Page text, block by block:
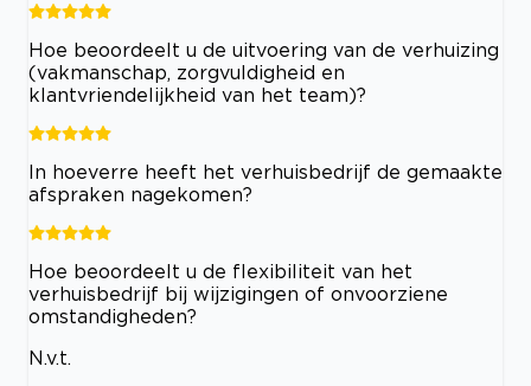
Hoe beoordeelt u de uitvoering van de verhuizing
(vakmanschap, zorgvuldigheid en
klantvriendelijkheid van het team)?
In hoeverre heeft het verhuisbedrijf de gemaakte
afspraken nagekomen?
Hoe beoordeelt u de flexibiliteit van het
verhuisbedrijf bij wijzigingen of onvoorziene
omstandigheden?
N.v.t.